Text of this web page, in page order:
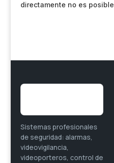
directamente no es posible
Sistemas profesionales
de seguridad: alarmas,
videovigilancia,
videoporteros, control de